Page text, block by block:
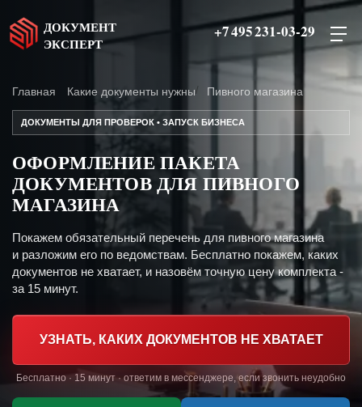
ДОКУМЕНТ
ЭКСПЕРТ
+7 495 231-03-29
Главная Какие документы нужны Пивного магазина
ДОКУМЕНТЫ ДЛЯ ПРОВЕРОК • ЗАПУСК БИЗНЕСА
ОФОРМЛЕНИЕ ПАКЕТА
ДОКУМЕНТОВ ДЛЯ ПИВНОГО
МАГАЗИНА
Покажем обязательный перечень для пивного магазина
и разложим его по ведомствам. Бесплатно покажем, каких
документов не хватает, и назовём точную цену комплекта -
за 15 минут.
УЗНАТЬ, КАКИХ ДОКУМЕНТОВ НЕ ХВАТАЕТ
Бесплатно · 15 минут · ответим в мессенджере, если звонить неудобно